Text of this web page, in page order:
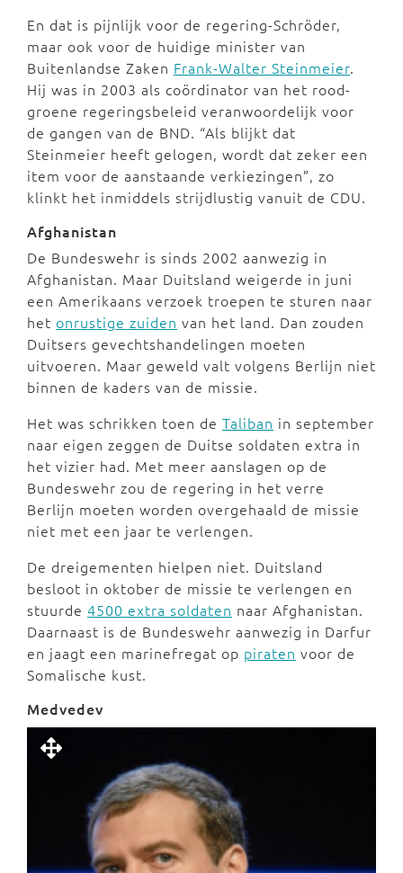
En dat is pijnlijk voor de regering-Schröder,
maar ook voor de huidige minister van
Buitenlandse Zaken Frank-Walter Steinmeier.
Hij was in 2003 als coördinator van het rood-
groene regeringsbeleid veranwoordelijk voor
de gangen van de BND. “Als blijkt dat
Steinmeier heeft gelogen, wordt dat zeker een
item voor de aanstaande verkiezingen”, zo
klinkt het inmiddels strijdlustig vanuit de CDU.
Afghanistan
De Bundeswehr is sinds 2002 aanwezig in
Afghanistan. Maar Duitsland weigerde in juni
een Amerikaans verzoek troepen te sturen naar
het onrustige zuiden van het land. Dan zouden
Duitsers gevechtshandelingen moeten
uitvoeren. Maar geweld valt volgens Berlijn niet
binnen de kaders van de missie.
Het was schrikken toen de Taliban in september
naar eigen zeggen de Duitse soldaten extra in
het vizier had. Met meer aanslagen op de
Bundeswehr zou de regering in het verre
Berlijn moeten worden overgehaald de missie
niet met een jaar te verlengen.
De dreigementen hielpen niet. Duitsland
besloot in oktober de missie te verlengen en
stuurde 4500 extra soldaten naar Afghanistan.
Daarnaast is de Bundeswehr aanwezig in Darfur
en jaagt een marinefregat op piraten voor de
Somalische kust.
Medvedev